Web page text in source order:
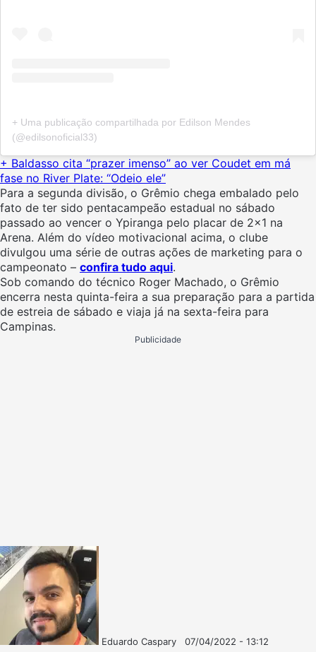
+ Uma publicação compartilhada por Edilson Mendes
(@edilsonoficial33)
+ Baldasso cita “prazer imenso” ao ver Coudet em má
fase no River Plate: “Odeio ele”
Para a segunda divisão, o Grêmio chega embalado pelo
fato de ter sido pentacampeão estadual no sábado
passado ao vencer o Ypiranga pelo placar de 2×1 na
Arena. Além do vídeo motivacional acima, o clube
divulgou uma série de outras ações de marketing para o
campeonato – confira tudo aqui.
Sob comando do técnico Roger Machado, o Grêmio
encerra nesta quinta-feira a sua preparação para a partida
de estreia de sábado e viaja já na sexta-feira para
Campinas.
Publicidade
Eduardo Caspary
07/04/2022 - 13:12